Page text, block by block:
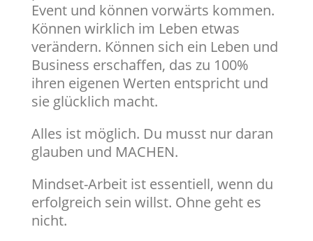
Event und können vorwärts kommen.
Können wirklich im Leben etwas
verändern. Können sich ein Leben und
Business erschaffen, das zu 100%
ihren eigenen Werten entspricht und
sie glücklich macht.
Alles ist möglich. Du musst nur daran
glauben und MACHEN.
Mindset-Arbeit ist essentiell, wenn du
erfolgreich sein willst. Ohne geht es
nicht.